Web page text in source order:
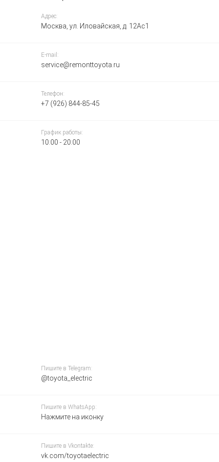
Адрес:
Москва, ул. Иловайская, д. 12Ас1
E-mail:
service@remonttoyota.ru
Телефон:
+7 (926) 844-85-45
График работы:
10:00 - 20:00
Пишите в Telegram:
@toyota_electric
Пишите в WhatsApp:
Нажмите на иконку
Пишите в Vkontakte:
vk.com/toyotaelectric